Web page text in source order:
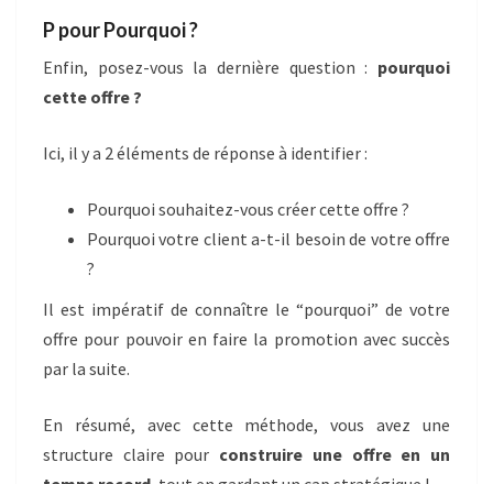
P pour Pourquoi ?
Enfin, posez-vous la dernière question : pourquoi
cette offre ?
Ici, il y a 2 éléments de réponse à identifier :
Pourquoi souhaitez-vous créer cette offre ?
Pourquoi votre client a-t-il besoin de votre offre
?
Il est impératif de connaître le “pourquoi” de votre
offre pour pouvoir en faire la promotion avec succès
par la suite.
En résumé, avec cette méthode, vous avez une
structure claire pour construire une offre en un